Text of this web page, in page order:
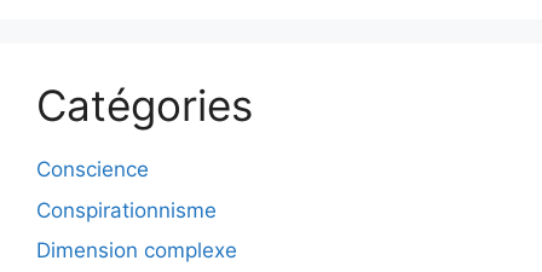
Catégories
Conscience
Conspirationnisme
Dimension complexe